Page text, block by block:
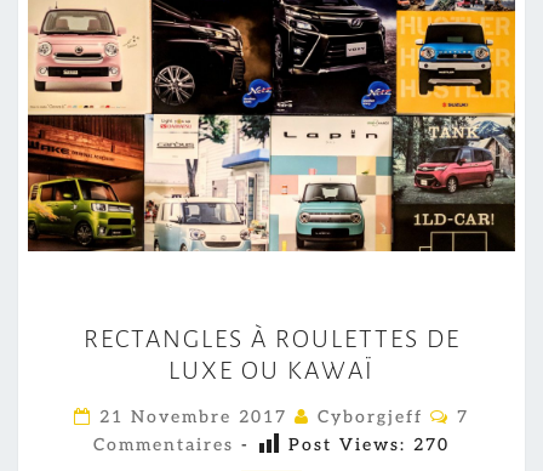
E
C
T
RECTANGLES À ROULETTES DE
LUXE OU KAWAÏ
21 Novembre 2017 Cyborgjeff
C
7
Commentaires - Post Views: 270